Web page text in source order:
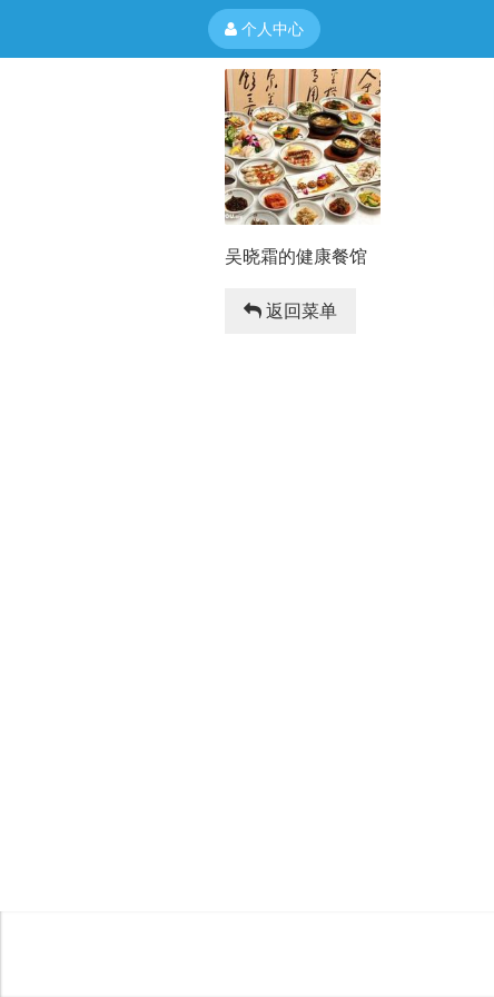
个人中心
吴晓霜的健康餐馆
返回菜单